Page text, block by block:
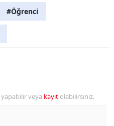
#Öğrenci
yapabilir veya kayıt olabilirsiniz.